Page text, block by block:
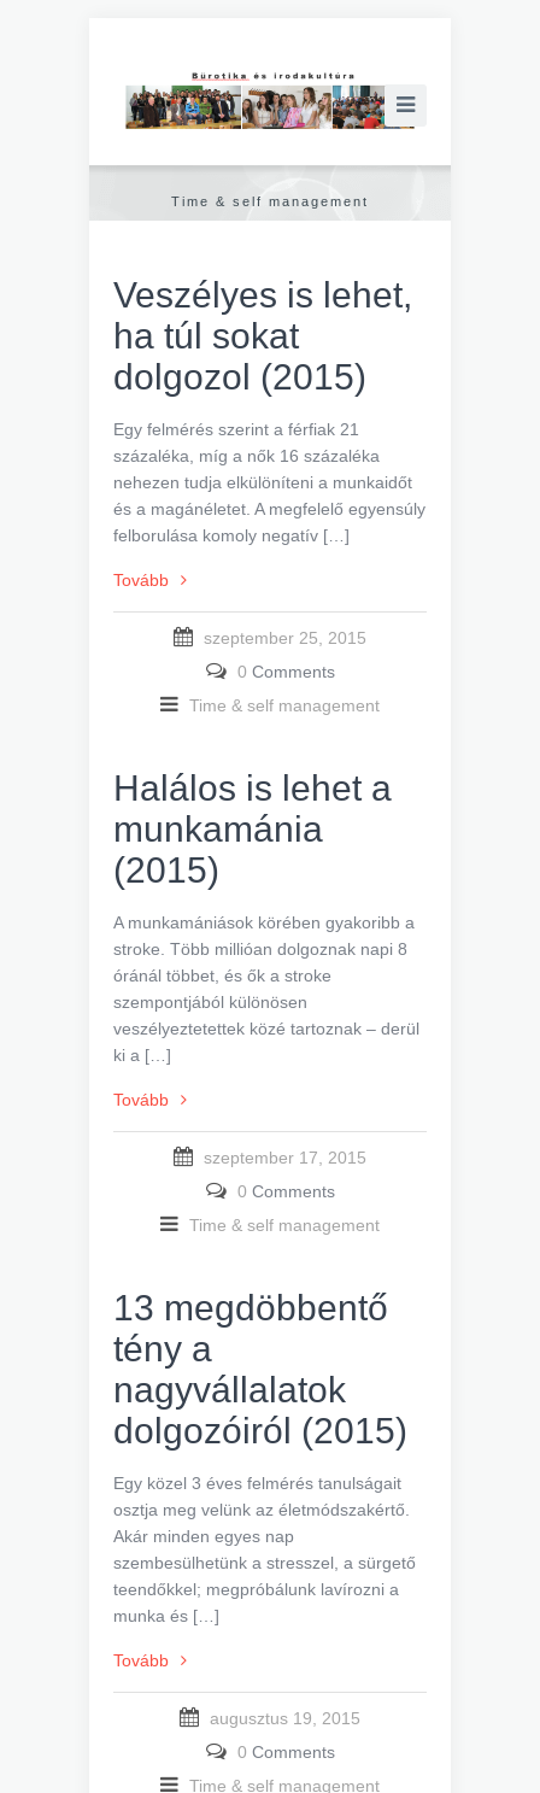
Time & self management
Veszélyes is lehet,
ha túl sokat
dolgozol (2015)
Egy felmérés szerint a férfiak 21
százaléka, míg a nők 16 százaléka
nehezen tudja elkülöníteni a munkaidőt
és a magánéletet. A megfelelő egyensúly
felborulása komoly negatív […]
Tovább
szeptember 25, 2015
0 Comments
Time & self management
Halálos is lehet a
munkamánia
(2015)
A munkamániások körében gyakoribb a
stroke. Több millióan dolgoznak napi 8
óránál többet, és ők a stroke
szempontjából különösen
veszélyeztetettek közé tartoznak – derül
ki a […]
Tovább
szeptember 17, 2015
0 Comments
Time & self management
13 megdöbbentő
tény a
nagyvállalatok
dolgozóiról (2015)
Egy közel 3 éves felmérés tanulságait
osztja meg velünk az életmódszakértő.
Akár minden egyes nap
szembesülhetünk a stresszel, a sürgető
teendőkkel; megpróbálunk lavírozni a
munka és […]
Tovább
augusztus 19, 2015
0 Comments
Time & self management